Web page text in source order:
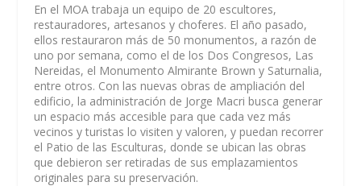
En el MOA trabaja un equipo de 20 escultores,
restauradores, artesanos y choferes. El año pasado,
ellos restauraron más de 50 monumentos, a razón de
uno por semana, como el de los Dos Congresos, Las
Nereidas, el Monumento Almirante Brown y Saturnalia,
entre otros. Con las nuevas obras de ampliación del
edificio, la administración de Jorge Macri busca generar
un espacio más accesible para que cada vez más
vecinos y turistas lo visiten y valoren, y puedan recorrer
el Patio de las Esculturas, donde se ubican las obras
que debieron ser retiradas de sus emplazamientos
originales para su preservación.